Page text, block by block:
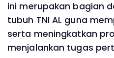
ini merupakan bagian
tubuh TNI AL guna
serta meningkatkan
menjalankan tugas